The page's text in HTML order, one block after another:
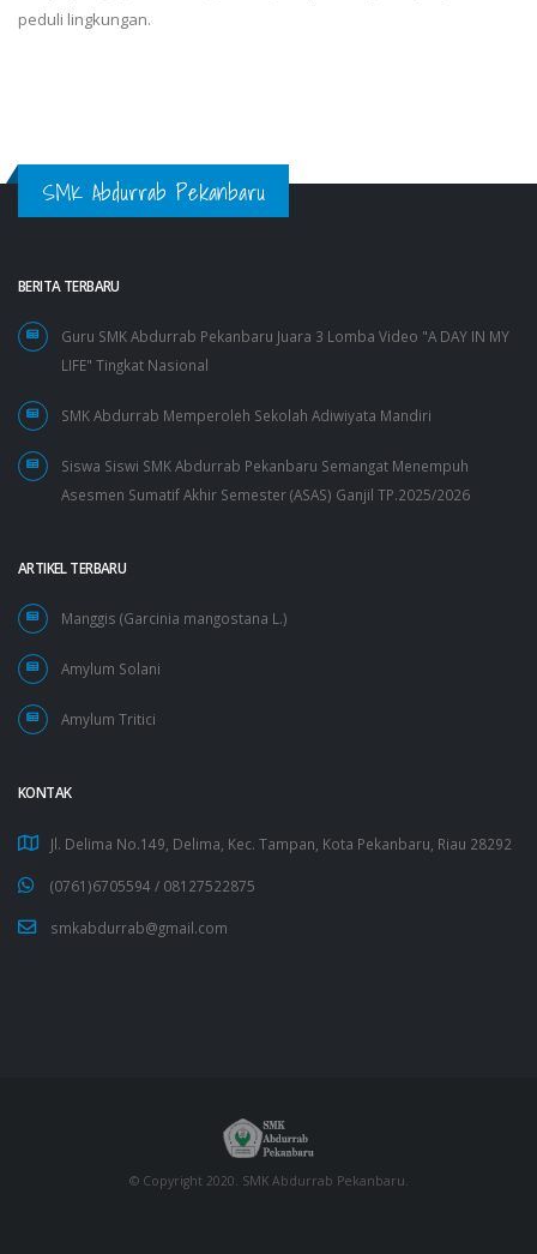
peduli lingkungan.
SMK Abdurrab Pekanbaru
BERITA TERBARU
Guru SMK Abdurrab Pekanbaru Juara 3 Lomba Video "A DAY IN MY
LIFE" Tingkat Nasional
SMK Abdurrab Memperoleh Sekolah Adiwiyata Mandiri
Siswa Siswi SMK Abdurrab Pekanbaru Semangat Menempuh
Asesmen Sumatif Akhir Semester (ASAS) Ganjil TP.2025/2026
ARTIKEL TERBARU
Manggis (Garcinia mangostana L.)
Amylum Solani
Amylum Tritici
KONTAK
Jl. Delima No.149, Delima, Kec. Tampan, Kota Pekanbaru, Riau 28292
(0761)6705594 / 08127522875
smkabdurrab@gmail.com
© Copyright 2020. SMK Abdurrab Pekanbaru.